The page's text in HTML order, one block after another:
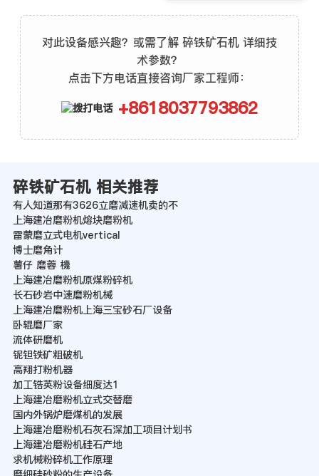
对此设备感兴趣？或需了解 碎铁矿石机 详细技
术参数？
点击下方电话直接咨询厂家工程师：
+8618037793862
碎铁矿石机 相关推荐
有人知道那有3626立磨减速机卖的不
上海建冶磨粉机熔块磨粉机
雷蒙磨立式电机vertical
博士磨角计
薯仔 磨蓉 機
上海建冶磨粉机原煤粉碎机
长石砂岩中速磨粉机械
上海建冶磨粉机上海三宝砂石厂设备
卧辊磨厂家
流体研磨机
铌钽铁矿粗破机
高翔打粉机器
加工锆英粉设备细度达1
上海建冶磨粉机立式交替磨
国内外锅炉磨煤机的发展
上海建冶磨粉机石灰石深加工项目计划书
上海建冶磨粉机硅石产地
求机械粉碎机工作原理